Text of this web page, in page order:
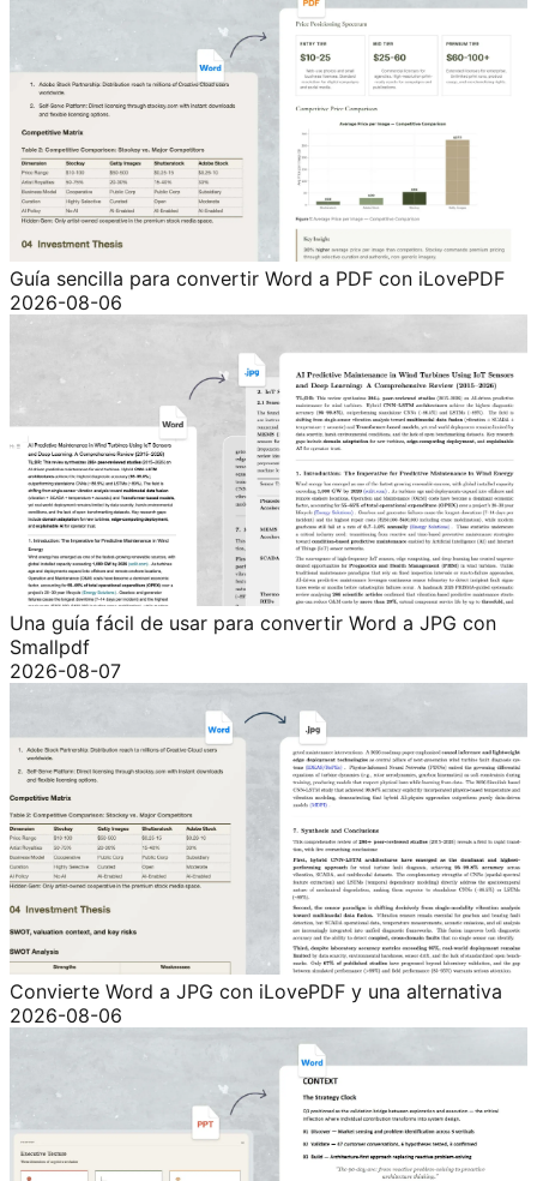
Guía sencilla para convertir Word a PDF con iLovePDF
2026-08-06
Una guía fácil de usar para convertir Word a JPG con
Smallpdf
2026-08-07
Convierte Word a JPG con iLovePDF y una alternativa
2026-08-06